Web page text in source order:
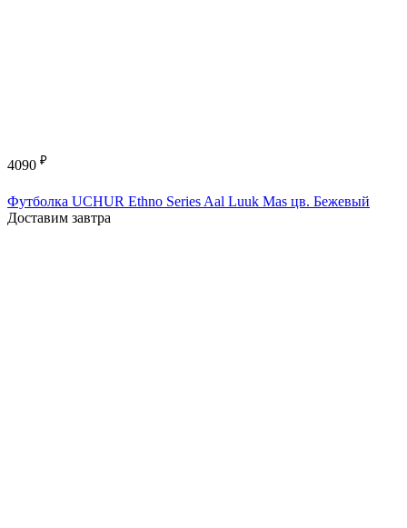
4090 ₽
Футболка UCHUR Ethno Series Aal Luuk Mas цв. Бежевый
Доставим завтра